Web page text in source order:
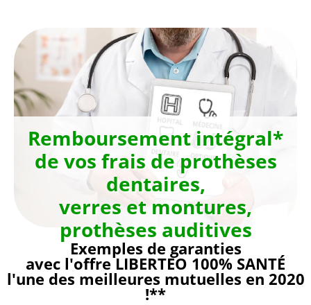
contenu
Remboursement intégral*
de vos frais de prothèses
dentaires,
verres et montures,
prothèses auditives
Exemples de garanties
avec l'offre LIBERTEO 100% SANTÉ
l'une des meilleures mutuelles en 2020
!**